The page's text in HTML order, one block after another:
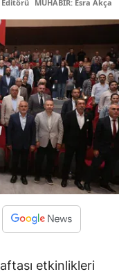
Editörü MUHABİR: Esra
etkinlikleri